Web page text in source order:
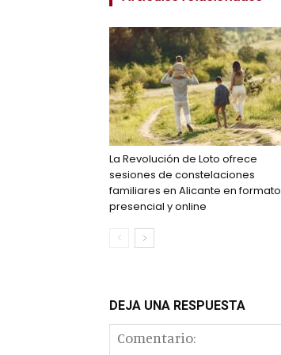
La Revolución de Loto ofrece
sesiones de constelaciones
familiares en Alicante en formato
presencial y online
DEJA UNA RESPUESTA